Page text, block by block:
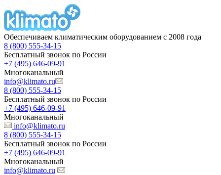
Обеспечиваем климатическим оборудованием с 2008 года
8 (800) 555-34-15
Бесплатный звонок по России
+7 (495) 646-09-91
Многоканальный
info@klimato.ru
8 (800) 555-34-15
Бесплатный звонок по России
+7 (495) 646-09-91
Многоканальный
info@klimato.ru
8 (800) 555-34-15
Бесплатный звонок по России
+7 (495) 646-09-91
Многоканальный
info@klimato.ru